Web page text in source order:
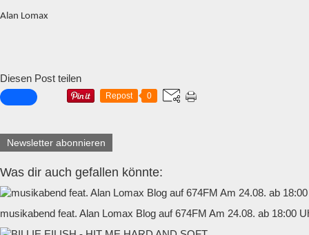
Alan Lomax
Diesen Post teilen
Repost 0
Newsletter abonnieren
Was dir auch gefallen könnte:
musikabend feat. Alan Lomax Blog auf 674FM Am 24.08. ab 18:00